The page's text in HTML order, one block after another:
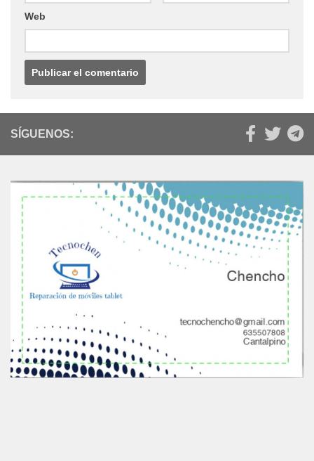
Web
SÍGUENOS: